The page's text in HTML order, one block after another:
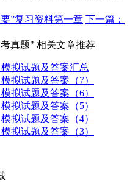
”复习资料第一章 下一篇：
真题" 相关文章推荐
拟试题及答案汇总
拟试题及答案（7）
拟试题及答案（6）
拟试题及答案（5）
拟试题及答案（4）
拟试题及答案（3）